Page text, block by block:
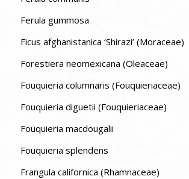
Ferula gummosa
Ficus afghanistanica ‘Shirazi’ (Moraceae)
Forestiera neomexicana (Oleaceae)
Fouquieria columnaris (Fouquieriaceae)
Fouquieria diguetii (Fouquieriaceae)
Fouquieria macdougalii
Fouquieria splendens
Frangula californica (Rhamnaceae)